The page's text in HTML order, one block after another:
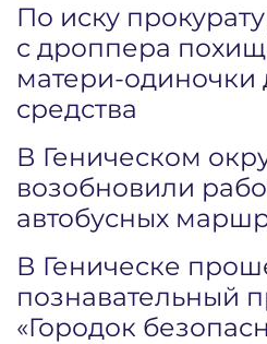
По иску
с дроппера
матери-
средства
В Геническом
возобновили
автобусных
В Геническе
познавательный
«Городок